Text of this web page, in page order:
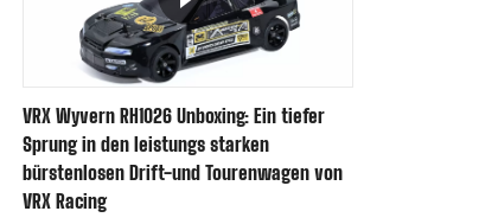
VRX Wyvern RH1026 Unboxing: Ein tiefer
Sprung in den leistungs starken
bürstenlosen Drift-und Tourenwagen von
VRX Racing